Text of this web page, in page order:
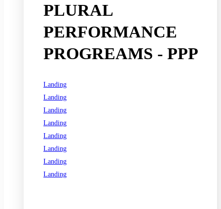
PLURAL
PERFORMANCE
PROGREAMS - PPP
Landing
Landing
Landing
Landing
Landing
Landing
Landing
Landing